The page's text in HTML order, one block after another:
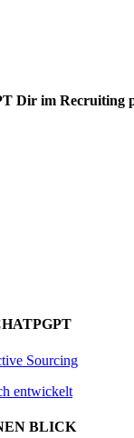
Dir im Recruiting
Sourcing
entwickelt
BLICK